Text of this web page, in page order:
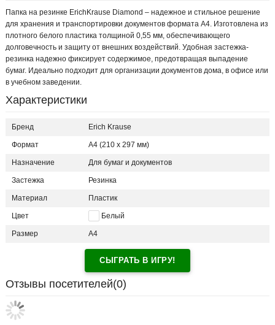
Папка на резинке ErichKrause Diamond – надежное и стильное решение
для хранения и транспортировки документов формата А4. Изготовлена из
плотного белого пластика толщиной 0,55 мм, обеспечивающего
долговечность и защиту от внешних воздействий. Удобная застежка-
резинка надежно фиксирует содержимое, предотвращая выпадение
бумаг. Идеально подходит для организации документов дома, в офисе или
в учебном заведении.
Характеристики
Бренд Erich Krause
Формат A4 (210 x 297 мм)
Назначение Для бумаг и документов
Застежка Резинка
Материал Пластик
Цвет Белый
Размер А4
СЫГРАТЬ В ИГРУ!
Отзывы посетителей(0)